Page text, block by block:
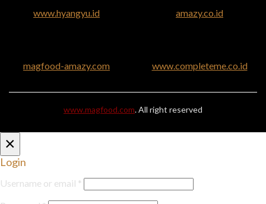
www.hyangyu.id amazy.co.id
magfood-amazy.com www.completeme.co.id
www.magfood.com. All right reserved
×
Login
Username or email *